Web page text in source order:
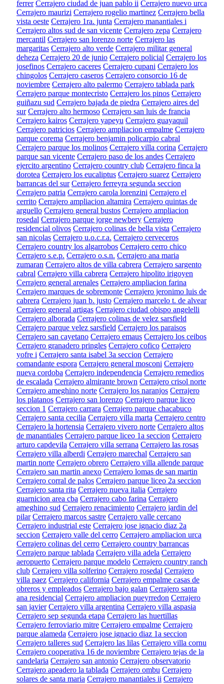
ferrer Cerrajero ciudad de juan pablo ii Cerrajero nuevo urca
Cerrajero maurizi Cerrajero rogelio martinez Cerrajero bella
vista oeste Cerrajero 1ra. junta Cerrajero manantiales i
Cerrajero altos sud de san vicente Cerrajero zepa Cerrajero
mercantil Cerrajero san lorenzo norte Cerrajero las
margaritas Cerrajero alto verde Cerrajero militar general
deheza Cerrajero 20 de junio Cerrajero policial Cerrajero los
josefinos Cerrajero caceres Cerrajero cupani Cerrajero los
chingolos Cerrajero caseros Cerrajero consorcio 16 de
noviembre Cerrajero alto palermo Cerrajero tablada park
Cerrajero parque montecristo Cerrajero los pinos Cerrajero
guiñazu sud Cerrajero bajada de piedra Cerrajero aires del
sur Cerrajero alto hermoso Cerrajero san luis de francia
Cerrajero kairos Cerrajero yapeyu Cerrajero guayaquil
Cerrajero patricios Cerrajero ampliacion empalme Cerrajero
parque corema Cerrajero benjamin policarpio cabral
Cerrajero parque los molinos Cerrajero villa corina Cerrajero
parque san vicente Cerrajero paso de los andes Cerrajero
ejercito argentino Cerrajero country club Cerrajero finca la
dorotea Cerrajero los eucaliptus Cerrajero suarez Cerrajero
barrancas del sur Cerrajero ferreyra segunda seccion
Cerrajero patria Cerrajero carola lorenzini Cerrajero el
cerrito Cerrajero ampliacion altamira Cerrajero quintas de
arguello Cerrajero general bustos Cerrajero ampliacion
rosedal Cerrajero parque jorge newbery Cerrajero
residencial olivos Cerrajero colinas de bella vista Cerrajero
san nicolas Cerrajero u.o.c.r.a. Cerrajero cerveceros
Cerrajero country los algarrobos Cerrajero cerro chico
Cerrajero s.e.p. Cerrajero o.s.n. Cerrajero ana maria
zumaran Cerrajero altos de villa cabrera Cerrajero sargento
cabral Cerrajero villa cabrera Cerrajero hipolito irigoyen
Cerrajero general arenales Cerrajero ampliacion farina
Cerrajero marques de sobremonte Cerrajero jeronimo luis de
cabrera Cerrajero juan b. justo Cerrajero marcelo t. de alvear
Cerrajero general artigas Cerrajero ciudad obispo angelelli
Cerrajero alborada Cerrajero colinas de velez sarsfield
Cerrajero parque velez sarsfield Cerrajero los paraisos
Cerrajero san cayetano Cerrajero emaus Cerrajero los ceibos
Cerrajero granadero pringles Cerrajero cofico Cerrajero
yofre i Cerrajero santa isabel 3a seccion Cerrajero
comandante espora Cerrajero general mosconi Cerrajero
nueva cordoba Cerrajero independencia Cerrajero remedios
de escalada Cerrajero almirante brown Cerrajero crisol norte
Cerrajero ameghino norte Cerrajero los naranjos Cerrajero
los platanos Cerrajero san lorenzo Cerrajero parque liceo
seccion 1 Cerrajero carrara Cerrajero parque chacabuco
Cerrajero santa cecilia Cerrajero villa marta Cerrajero centro
Cerrajero la hortensia Cerrajero vivero norte Cerrajero altos
de manantiales Cerrajero parque liceo 1a seccion Cerrajero
arturo capdevila Cerrajero villa serrana Cerrajero las rosas
Cerrajero villa alberdi Cerrajero marechal Cerrajero san
martin norte Cerrajero obrero Cerrajero villa allende parque
Cerrajero san martin anexo Cerrajero lomas de san martin
Cerrajero corral de palos Cerrajero parque liceo 2a seccion
Cerrajero santa rita Cerrajero nueva italia Cerrajero
guarnicion area cba Cerrajero cabo farina Cerrajero
ameghino sud Cerrajero renacimiento Cerrajero jardin del
pilar Cerrajero marcos sastre Cerrajero valle cercano
Cerrajero industrial este Cerrajero jose ignacio diaz 2a
seccion Cerrajero valle del cerro Cerrajero ampliacion urca
Cerrajero colinas del cerro Cerrajero country barrancas
Cerrajero parque tablada Cerrajero villa adela Cerrajero
aeropuerto Cerrajero parque modelo Cerrajero country ranch
club Cerrajero villa solferino Cerrajero rosedal Cerrajero
villa paez Cerrajero california Cerrajero empalme casas de
obreros y empleados Cerrajero bajo galan Cerrajero santa
ana residencial Cerrajero ampliacion pueyrredon Cerrajero
san javier Cerrajero villa argentina Cerrajero villa aspasia
Cerrajero sep segunda etapa Cerrajero las huertillas
Cerrajero ferroviario mitre Cerrajero empalme Cerrajero
parque alameda Cerrajero jose ignacio diaz 1a seccion
Cerrajero talleres sud Cerrajero las lilas Cerrajero villa cornu
Cerrajero cooperativa 16 de noviembre Cerrajero tejas de la
candelaria Cerrajero san antonio Cerrajero observatorio
Cerrajero apeadero la tablada Cerrajero ombu Cerrajero
solares de santa maria Cerrajero manantiales ii Cerrajero